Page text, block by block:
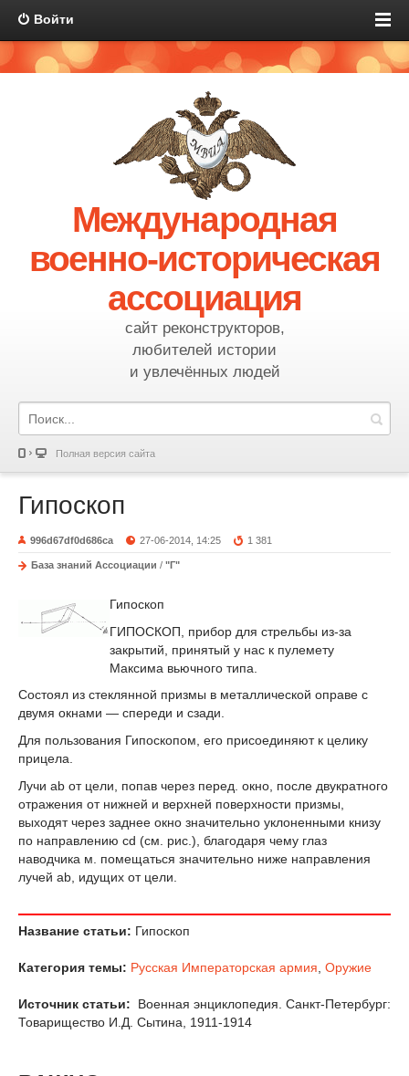
Войти
Международная
военно-историческая
ассоциация
сайт реконструкторов,
любителей истории
и увлечённых людей
Полная версия сайта
Гипоскоп
996d67df0d686ca 27-06-2014, 14:25 1 381
База знаний Ассоциации / "Г"
Гипоскоп
ГИПОСКОП, прибор для стрельбы из-за
закрытий, принятый у нас к пулемету
Максима вьючного типа.
Состоял из стеклянной призмы в металлической оправе с
двумя окнами — спереди и сзади.
Для пользования Гипоскопом, его присоединяют к целику
прицела.
Лучи ab от цели, попав через перед. окно, после двукратного
отражения от нижней и верхней поверхности призмы,
выходят через заднее окно значительно уклоненными книзу
по направлению cd (см. рис.), благодаря чему глаз
наводчика м. помещаться значительно ниже направления
лучей ab, идущих от цели.
Название статьи: Гипоскоп
Категория темы: Русская Императорская армия Оружие
Источник статьи:
Военная энциклопедия. Санкт-Петербург:
Товарищество И.Д. Сытина, 1911-1914